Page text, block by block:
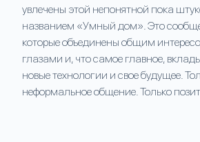
увлечены этой непонятной пока
названием «Умный дом». Это
которые объединены общим
глазами и, что самое главное,
новые технологии и свое будущее.
неформальное общение. Только